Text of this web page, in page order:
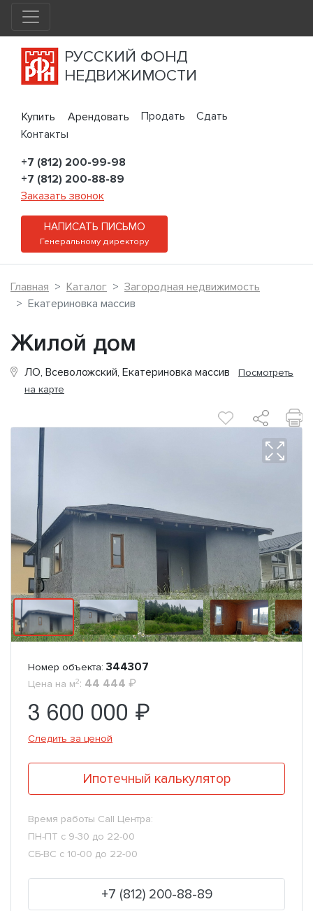
РУССКИЙ ФОНД
НЕДВИЖИМОСТИ
Купить Арендовать Продать
Сдать
Контакты
+7 (812) 200-99-98
+7 (812) 200-88-89
Заказать звонок
НАПИСАТЬ ПИСЬМО
Генеральному директору
Главная Каталог
Загородная недвижимость
Екатериновка массив
Жилой дом
ЛО, Всеволожский, Екатериновка массив Посмотреть
на карте
Номер объекта: 344307
Цена на м2: 44 444 ₽
3 600 000 ₽
Следить за ценой
Ипотечный калькулятор
Время работы Call Центра:
ПН-ПТ с 9-30 до 22-00
СБ-ВС с 10-00 до 22-00
+7 (812) 200-88-89